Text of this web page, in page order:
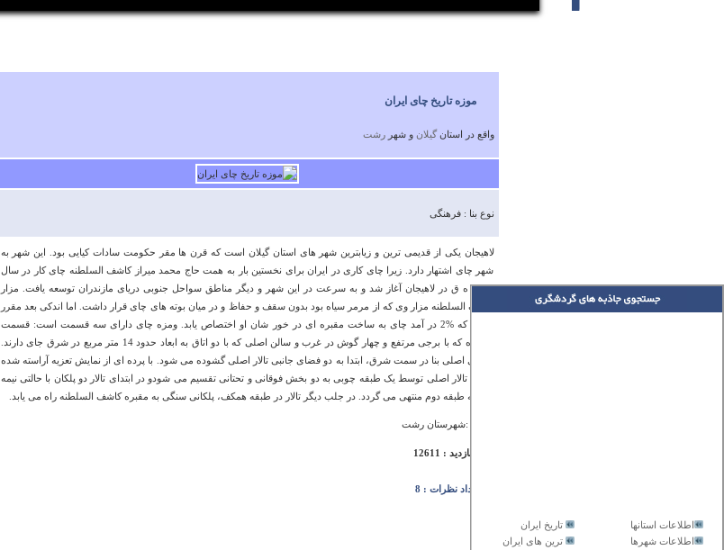
تاریخ ایران
اطلاعات استانها
ترین های ایران
اطلاعات شهرها
موزه تاریخ چای ایران
واقع در استانگيلان و شهررشت
نوع بنا : فرهنگی
لاهیجان یکی از قدیمی ترین و زیابترین شهر های استان گیلان است که قرن ها مقر حکومت سادات کیایی بود. این شهر به
شهر چای اشتهار دارد. زیرا چای کاری در ایران برای نخستین بار به همت حاج محمد میراز کاشف السلطنه چای کار در سال
1319 ه ق در لاهیجان آغاز شد و به سرعت در این شهر و دیگر مناطق سواحل جنوبی دریای مازندران توسعه یافت. مزار
کاشف السلطنه مزار وی که از مرمر سیاه بود بدون سقف و حفاظ و در میان بوته های چای قرار داشت. اما اندکی بعد مقرر
گردید که %2 در آمد چای به ساخت مقبره ای در خور شان او اختصاص یابد. ومزه چای دارای سه قسمت است: قسمت
آرامگاه که با برجی مرتفع و چهار گوش در غرب و سالن اصلی که با دو اتاق به ابعاد حدود 14 متر مربع در شرق جای دارند.
ورودی اصلی بنا در سمت شرق، ابتدا به دو فضای جانبی تالار اصلی گشوده می شود. با پرده ای از نمایش تعزیه آراسته شده
است. تالار اصلی توسط یک طبقه چوبی به دو بخش فوقانی و تحتانی تقسیم می شودو در ابتدای تالار دو پلکان با حالتی نیمه
دوار به طبقه دوم منتهی می گردد. در جلب دیگر تالار در طبقه همکف، پلکانی سنگی به مقبره کاشف السلطنه راه می یابد.
آدرس :شهرستان رشت
تعداد بازدید : 12611
تعداد نظرات : 8